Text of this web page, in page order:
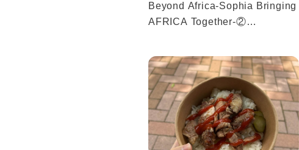
Beyond Africa-Sophia Bringing
AFRICA Together-②